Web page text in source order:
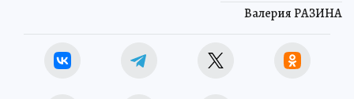
Валерия РАЗИНА